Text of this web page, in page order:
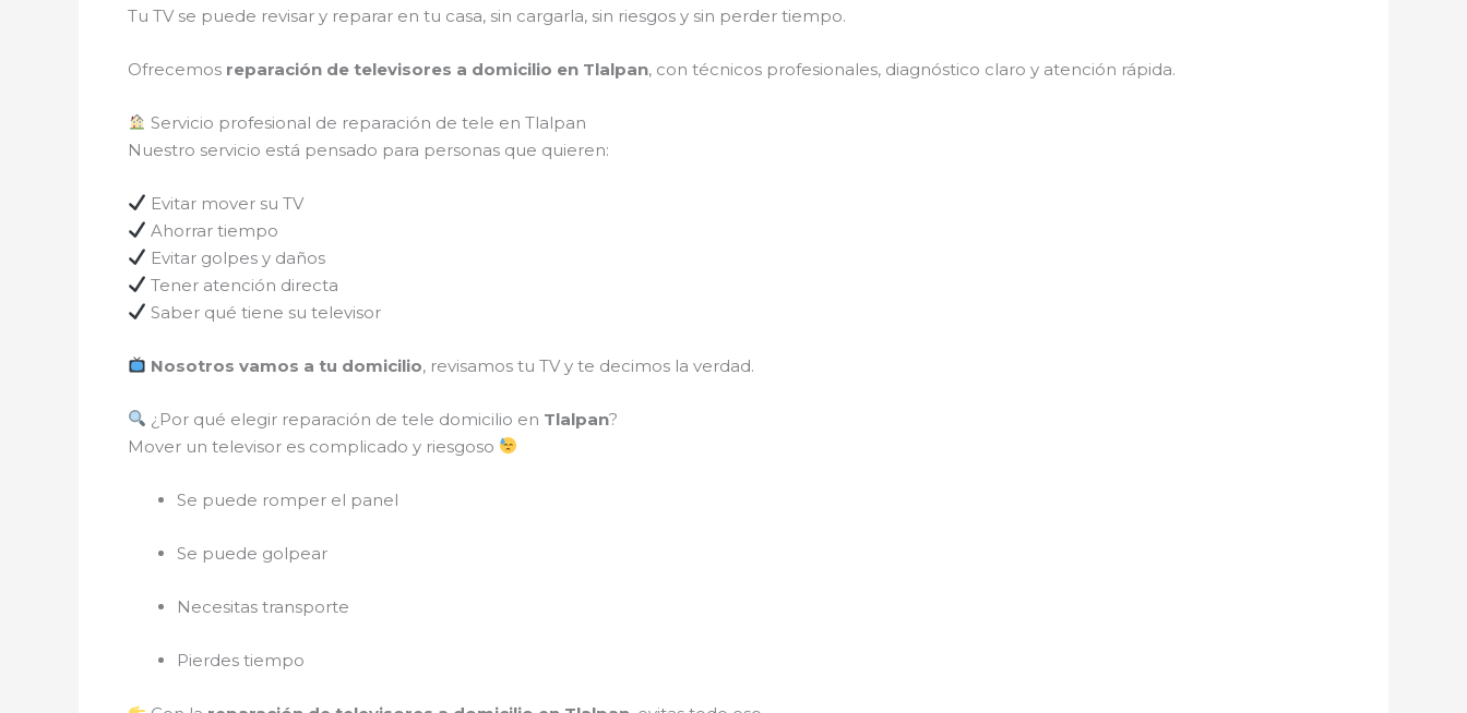
Tu TV se puede revisar y reparar en tu casa, sin cargarla, sin riesgos y sin perder tiempo.
Ofrecemos reparación de televisores a domicilio en Tlalpan, con técnicos profesionales, diagnóstico claro y atención rápida.
Servicio profesional de reparación de tele en Tlalpan
Nuestro servicio está pensado para personas que quieren:
Evitar mover su TV
Ahorrar tiempo
Evitar golpes y daños
Tener atención directa
Saber qué tiene su televisor
Nosotros vamos a tu domicilio, revisamos tu TV y te decimos la verdad.
¿Por qué elegir reparación de tele domicilio en Tlalpan?
Mover un televisor es complicado y riesgoso
Se puede romper el panel
Se puede golpear
Necesitas transporte
Pierdes tiempo